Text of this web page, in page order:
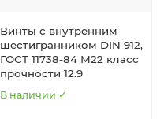
Винты с внутренним
шестигранником DIN 912,
ГОСТ 11738-84 М22 класс
прочности 12.9
В наличии ✓